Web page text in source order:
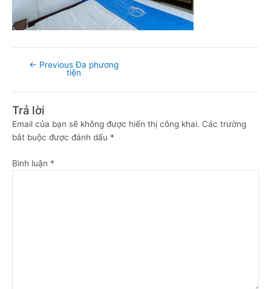
← Previous Đa phương
tiện
Trả lời
Email của bạn sẽ không được hiển thị công khai. Các trường
bắt buộc được đánh dấu *
Bình luận *